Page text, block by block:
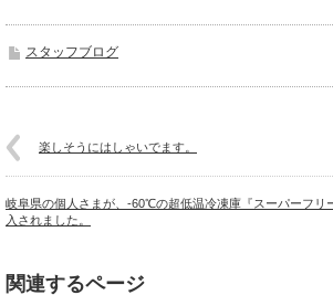
スタッフブログ
楽しそうにはしゃいでます。
岐阜県の個人さまが、-60℃の超低温冷凍庫『スーパーフリ
入されました。
関連するページ